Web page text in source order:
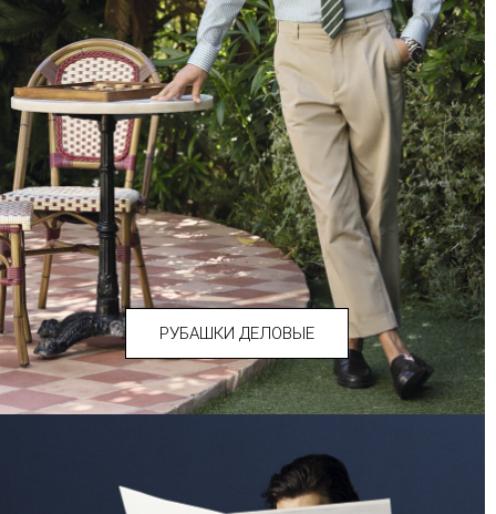
РУБАШКИ ДЕЛОВЫЕ